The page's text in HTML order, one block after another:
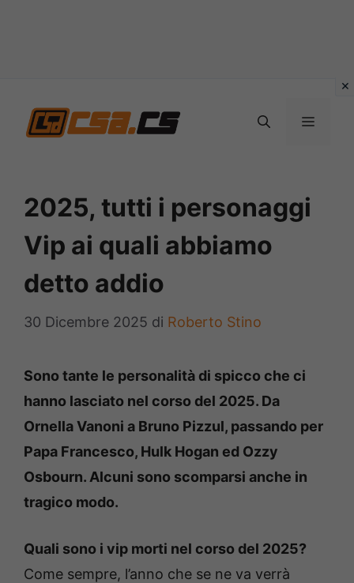
contenuto
MENU
2025, tutti i personaggi
Vip ai quali abbiamo
detto addio
30 Dicembre 2025 di Roberto Stino
Sono tante le personalità di spicco che ci
hanno lasciato nel corso del 2025. Da
Ornella Vanoni a Bruno Pizzul, passando per
Papa Francesco, Hulk Hogan ed Ozzy
Osbourn. Alcuni sono scomparsi anche in
tragico modo.
Quali sono i vip morti nel corso del 2025?
Come sempre, l’anno che se ne va verrà